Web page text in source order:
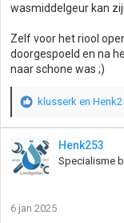
wasmiddelgeur kan
Zelf voor het riool
doorgespoeld en na
naar schone was ;)
W
r
d
i
klusserk en
Henk253
Specialisme
6 jan 2025